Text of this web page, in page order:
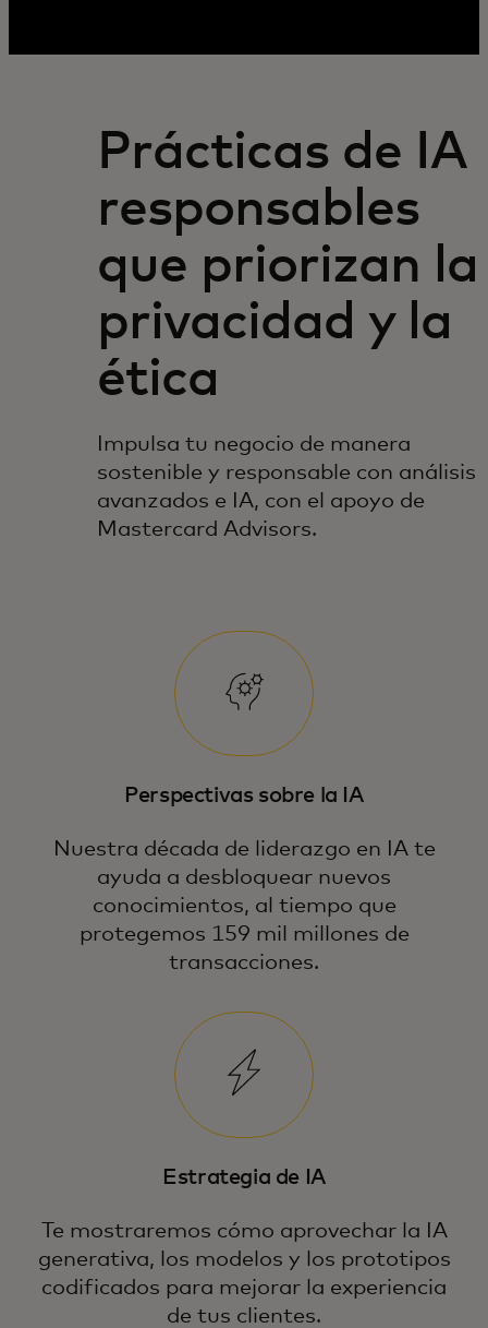
Prácticas de IA
responsables
que priorizan la
privacidad y la
ética
Impulsa tu negocio de manera
sostenible y responsable con análisis
avanzados e IA, con el apoyo de
Mastercard Advisors.
Perspectivas sobre la IA
Nuestra década de liderazgo en IA te
ayuda a desbloquear nuevos
conocimientos, al tiempo que
protegemos 159 mil millones de
transacciones.
Estrategia de IA
Te mostraremos cómo aprovechar la IA
generativa, los modelos y los prototipos
codificados para mejorar la experiencia
de tus clientes.